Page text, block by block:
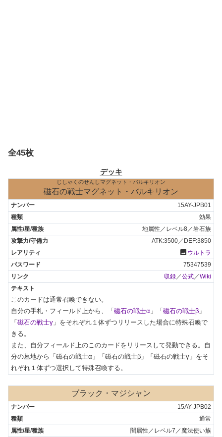
全45枚
デッキ
じしゃくのせんしマグネット・バルキリオン
磁石の戦士マグネット・バルキリオン
15AY-JPB01
効果
地属性／レベル8／岩石族
ATK:3500／DEF:3850
photo ウルトラ
75347539
収録 ／公式 ／Wiki
このカードは通常召喚できない。
自分の手札・フィールド上から、「 磁石の戦士α 」「 磁石の戦士β 」
「 磁石の戦士γ 」をそれぞれ１体ずつリリースした場合に特殊召喚で
きる。
また、自分フィールド上のこのカードをリリースして発動できる。自
分の墓地から「磁石の戦士α」「磁石の戦士β」「磁石の戦士γ」をそ
れぞれ１体ずつ選択して特殊召喚する。
ブラック・マジシャン
15AY-JPB02
通常
闇属性／レベル7／魔法使い族